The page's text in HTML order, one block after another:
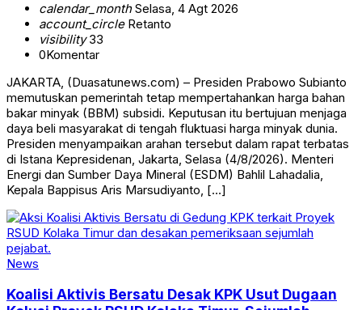
calendar_monthSelasa, 4 Agt 2026
account_circleRetanto
visibility33
0Komentar
JAKARTA, (Duasatunews.com) – Presiden Prabowo Subianto
memutuskan pemerintah tetap mempertahankan harga bahan
bakar minyak (BBM) subsidi. Keputusan itu bertujuan menjaga
daya beli masyarakat di tengah fluktuasi harga minyak dunia.
Presiden menyampaikan arahan tersebut dalam rapat terbatas
di Istana Kepresidenan, Jakarta, Selasa (4/8/2026). Menteri
Energi dan Sumber Daya Mineral (ESDM) Bahlil Lahadalia,
Kepala Bappisus Aris Marsudiyanto, […]
News
Koalisi Aktivis Bersatu Desak KPK Usut Dugaan